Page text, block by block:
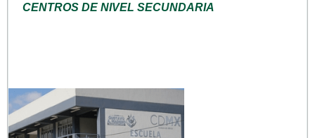
CENTROS DE NIVEL SECUNDARIA